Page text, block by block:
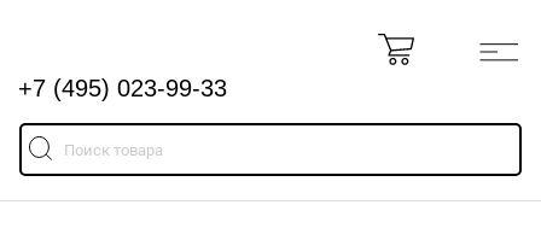
+7 (495) 023-99-33